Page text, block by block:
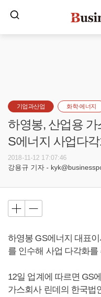
기업과산업 화학·에너지
하영봉, 산업용
S에너지 사업다
2018-11-12 17:07:46
강용규 기자 -
하영봉 GS에너지 대표
를 인수해 사업 다각화를
12일 업계에 따르면 GS
가스회사 린데의 한국법